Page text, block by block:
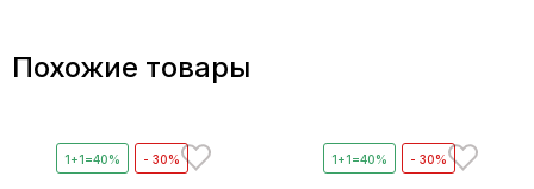
Похожие товары
1+1=40% - 30% 1+1=40% - 30%